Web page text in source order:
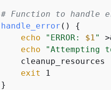
# Function to handle
handle_error () {
echo
"ERROR: $1"
echo
"Attempting
    cleanup_resources
exit 1
}